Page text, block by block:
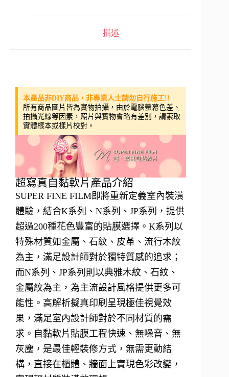
描述
本產品非DIY商品，非專業人士請勿自行施工!!
所有商品圖片皆為實物拍攝，由於電腦螢幕色差、
拍攝光線等因素，照片與實物會略有差別，請索取
實體樣本或樣片校對。
超寫真自黏軟片產品介紹
SUPER FINE FILM即將重新定義室內裝潢
體驗，結合K系列、N系列、JP系列，提供
超過200種花色豐富的貼膜選擇。K系列以
特殊材質如金屬、石紋、皮革、流行木紋
為主，滿足設計師對於獨特質感的追求；
而N系列、JP系列則以典雅木紋、石紋、
金屬紋為主，為主流設計風格提供更多可
能性。高解析擬真印刷呈現極佳視覺效
果，滿足室內設計師對於不同材質的需
求。自黏軟片貼膜工程快速、無噪音、無
灰塵，是最佳輕裝修方式，無需更動結
構，直接在櫃體、牆面上實現色彩改變，